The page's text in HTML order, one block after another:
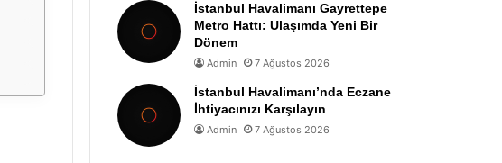
İstanbul Havalimanı Gayrettepe
Metro Hattı: Ulaşımda Yeni Bir
Dönem
Admin 7 Ağustos 2026
İstanbul Havalimanı’nda Eczane
İhtiyacınızı Karşılayın
Admin 7 Ağustos 2026